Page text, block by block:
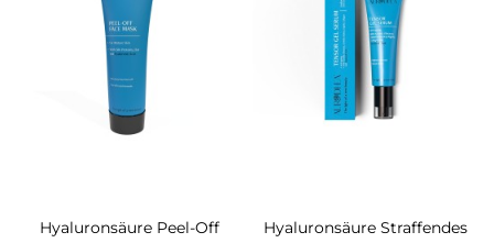
Hyaluronsäure Peel-Off
Hyaluronsäure Straffendes